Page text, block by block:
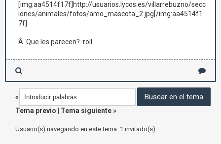
[img:aa4514f17f]http://usuarios.lycos.es/villarrebuzno/secc
iones/animales/fotos/amo_mascota_2.jpg[/img:aa4514f1
7f]
Â¨Que les parecen? :roll:
«
Tema previo
Tema siguiente»
Usuario(s) navegando en este tema: 1 invitado(s)